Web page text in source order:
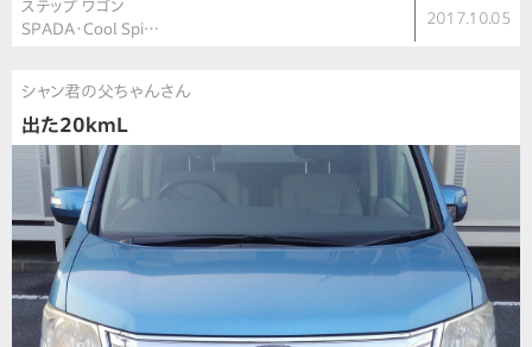
ステップ ワゴン
SPADA・Cool Spi…
2017.10.05
シャン君の父ちゃんさん
出た20kmL